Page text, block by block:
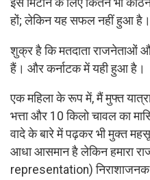
हों; लेकिन यह सफल नहीं हुआ है।
शुक्र है कि मतदाता राजनेताओं
हैं। और कर्नाटक में यही हुआ है।
एक महिला के रूप में, मैं मुफ्त
भत्ता और 10 किलो चावल का
वादे के बारे में पढ़कर भी मुक्त
आधा आसमान है लेकिन हमारा
representation)